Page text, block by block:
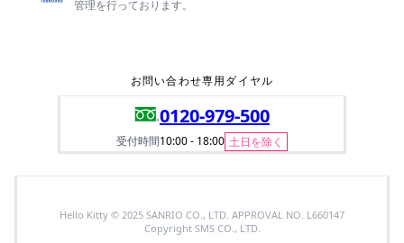
管理を行っております。
お問い合わせ専用ダイヤル
0120-979-500
受付時間10:00 - 18:00 土日を除く
Hello Kitty © 2025 SANRIO CO., LTD. APPROVAL NO. L660147
Copyright SMS CO., LTD.